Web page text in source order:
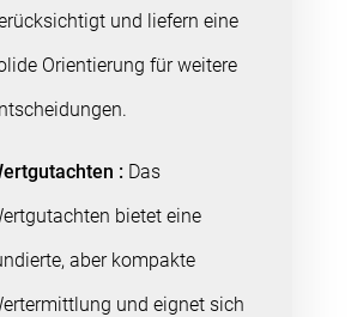
und liefern eine
Orientierung für weitere
: Das
bietet eine
aber kompakte
und eignet sich